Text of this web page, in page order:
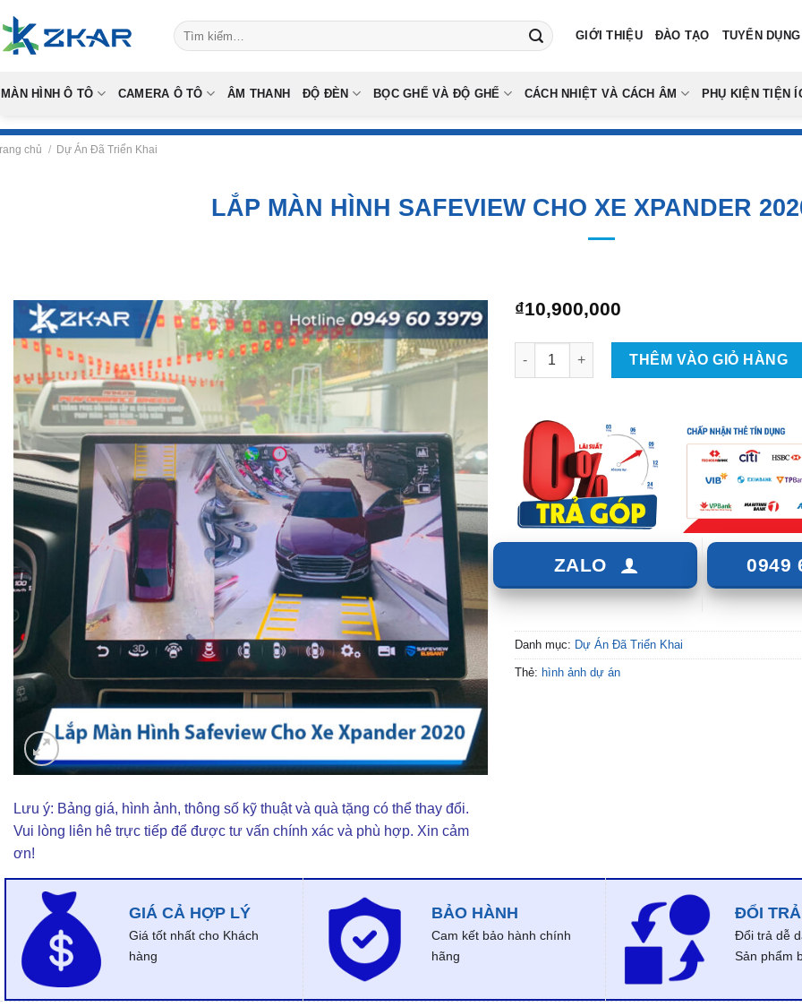
to
content
Tìm
kiếm:
GIỚI THIỆU ĐÀO TẠO TUYỂN DỤNG
MÀN HÌNH Ô TÔ CAMERA Ô TÔ ÂM THANH ĐỘ ĐÈN BỌC GHẾ VÀ ĐỘ GHẾ CÁCH NHIỆT VÀ CÁCH ÂM PHỤ KIỆN TIỆN
chủ / Dự Án Đã Triển Khai
LẮP MÀN HÌNH SAFEVIEW CHO XE XPANDER
Lưu ý: Bảng giá, hình ảnh, thông số kỹ thuật và quà tặng có thể thay đổi.
Vui lòng liên hê trực tiếp để được tư vấn chính xác và phù hợp. Xin cảm
ơn!
₫10,900,000
Lắp Màn Hình Safeview Cho Xe Xpander 2020
THÊM VÀO GIỎ HÀNG
ZALO 0949
Danh mục: Dự Án Đã Triển Khai
Thẻ: hình ảnh dự án
GIÁ CẢ HỢP LÝ
Giá tốt nhất cho Khách
hàng
BẢO HÀNH
Cam kết bảo hành chính
hãng
ĐỔI TRẢ
Đổi trả dễ
Sản phẩm